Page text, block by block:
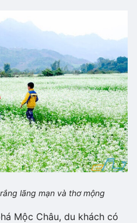
lãng mạn và thơ mộng
Mộc Châu, du khách có